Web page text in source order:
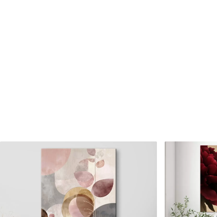
✓
Biztonságos, szagtalan tinta
Vászonhatású felület
Környezetbarát anyag
✓
Biztonságos,
Vászonhatású felület
Környezetbarát anyag